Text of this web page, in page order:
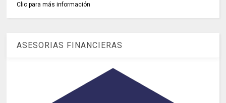
Clic para más información
ASESORIAS FINANCIERAS